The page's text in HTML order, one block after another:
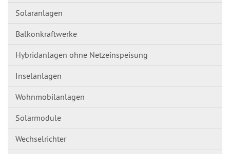
Solaranlagen
Balkonkraftwerke
Hybridanlagen ohne Netzeinspeisung
Inselanlagen
Wohnmobilanlagen
Solarmodule
Wechselrichter